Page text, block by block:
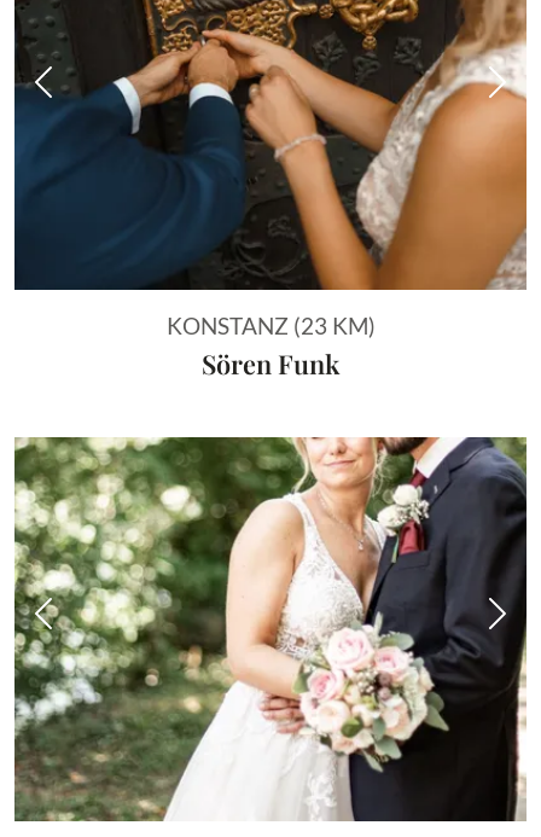
Vorheriges Bild
KONSTANZ (23 KM)
Sören Funk
Vorheriges Bild